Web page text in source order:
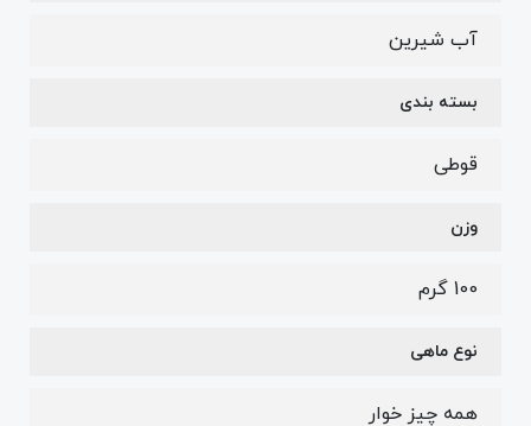
آب شیرین
بسته بندی
قوطی
وزن
100 گرم
نوع ماهی
همه چیز خوار